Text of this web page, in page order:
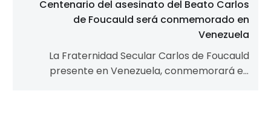
Centenario del asesinato del Beato Carlos
de Foucauld será conmemorado en
Venezuela
La Fraternidad Secular Carlos de Foucauld
presente en Venezuela, conmemorará en